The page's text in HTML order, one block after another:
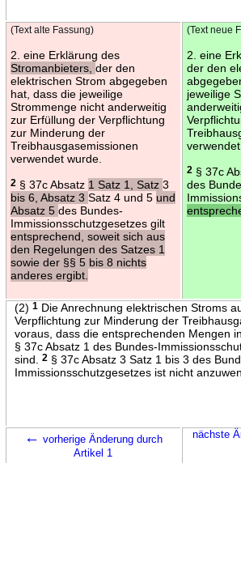
(Text alte Fassung)
2. eine Erklärung des
Stromanbieters, der den
elektrischen Strom abgegeben
hat, dass die jeweilige
Strommenge nicht anderweitig
zur Erfüllung der Verpflichtung
zur Minderung der
Treibhausgasemissionen
verwendet wurde.
2§ 37c Absatz 1 Satz 1, Satz 3
bis 6, Absatz 3 Satz 4 und 5 und
Absatz 5 des Bundes-
Immissionsschutzgesetzes gilt
entsprechend, soweit sich aus
den Regelungen des Satzes 1
sowie der §§ 5 bis 8 nichts
anderes ergibt.
(Text neue
2. eine
der den
jeweilige
2§ 37c
des
(2) 1Die Anrechnung elektrischen Stroms
Verpflichtung zur Minderung der
voraus, dass die entsprechenden Mengen
§ 37c Absatz 1 des Bundes-
sind.
2§ 37c Absatz 3 Satz 1 bis 3 des
Immissionsschutzgesetzes ist nicht
← vorherige Änderung durch
Artikel 1
nächste